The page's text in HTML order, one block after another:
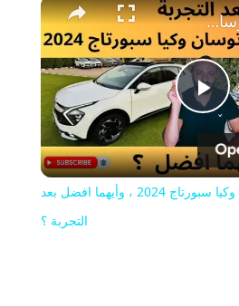
Play
Video
مقارنة هيونداي توسان وكيا سبورتاج 2024 ، وأيهما افضل بعد التجربة ؟
مقارنة هيونداي توسان وكيا سبورتاج 2024 ، وأيهما افضل بعد
التجربة ؟